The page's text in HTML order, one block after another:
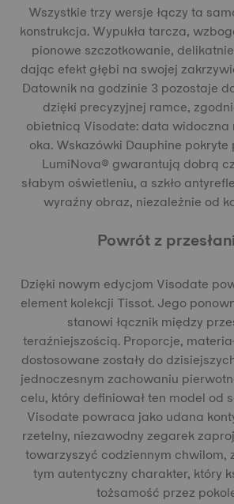
Wszystkie trzy wersje łączy ta
konstrukcja. Wypukła tarcza,
pionowe szczotkowanie,
dając efekt głębi na swojej
Datownik na godzinie 3 pozostaje
dzięki precyzyjnej ramce,
obietnicą Visodate: data
oka. Wskazówki Dauphine pokryte
LumiNova® gwarantują dobrą
słabym oświetleniu, a szkło
wyraźny obraz, niezależnie od
Powrót z
Dzięki nowym edycjom Visodate
element kolekcji Tissot. Jego
stanowi łącznik między
teraźniejszością. Proporcje,
dostosowane zostały do
jednoczesnym zachowaniu
celu, który definiował ten model od
Visodate powraca jako udana
rzetelny, niezawodny zegarek
towarzyszyć codziennym chwilom,
tym autentyczny charakter, który
tożsamość przez